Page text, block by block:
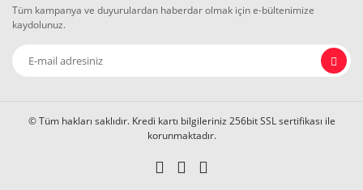
Tüm kampanya ve duyurulardan haberdar olmak için e-bültenimize
kaydolunuz.
© Tüm hakları saklıdır. Kredi kartı bilgileriniz 256bit SSL sertifikası ile
korunmaktadır.